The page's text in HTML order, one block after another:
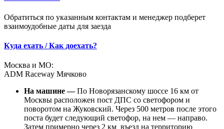
Обратиться по указанным контактам и менеджер подберет
взаимоудобные даты для заезда
Куда ехать / Как доехать?
Москва и МО:
ADM Raceway Мячково
На машине —По Новорязанскому шоссе 16 км от
Москвы расположен пост ДПС со светофором и
поворотом на Жуковский. Через 500 метров после этого
поста будет следующий светофор, на нем — направо.
Затем примерно через 2 км въезд на территорию